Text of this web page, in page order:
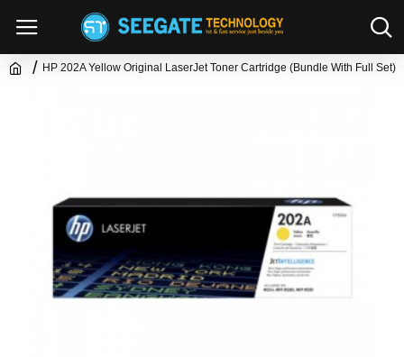
HP 202A Yellow Original LaserJet Toner Cartridge (Bundle With Full Set)